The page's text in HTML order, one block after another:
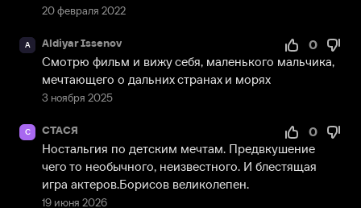
20 февраля 2022
A Aldiyar Issenov
3 ноября 2025
0
Смотрю фильм и вижу себя, маленького мальчика,
мечтающего о дальних странах и морях
С СТАСЯ
19 июня 2026
0
Ностальгия по детским мечтам. Предвкушение
чего то необычного, неизвестного. И блестящая
игра актеров.Борисов великолепен.